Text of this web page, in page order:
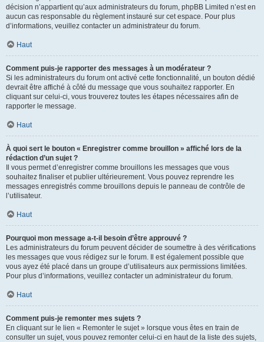
décision n’appartient qu’aux administrateurs du forum, phpBB Limited n’est en
aucun cas responsable du règlement instauré sur cet espace. Pour plus
d’informations, veuillez contacter un administrateur du forum.
Haut
Comment puis-je rapporter des messages à un modérateur ?
Si les administrateurs du forum ont activé cette fonctionnalité, un bouton dédié
devrait être affiché à côté du message que vous souhaitez rapporter. En
cliquant sur celui-ci, vous trouverez toutes les étapes nécessaires afin de
rapporter le message.
Haut
À quoi sert le bouton « Enregistrer comme brouillon » affiché lors de la
rédaction d’un sujet ?
Il vous permet d’enregistrer comme brouillons les messages que vous
souhaitez finaliser et publier ultérieurement. Vous pouvez reprendre les
messages enregistrés comme brouillons depuis le panneau de contrôle de
l’utilisateur.
Haut
Pourquoi mon message a-t-il besoin d’être approuvé ?
Les administrateurs du forum peuvent décider de soumettre à des vérifications
les messages que vous rédigez sur le forum. Il est également possible que
vous ayez été placé dans un groupe d’utilisateurs aux permissions limitées.
Pour plus d’informations, veuillez contacter un administrateur du forum.
Haut
Comment puis-je remonter mes sujets ?
En cliquant sur le lien « Remonter le sujet » lorsque vous êtes en train de
consulter un sujet, vous pouvez remonter celui-ci en haut de la liste des sujets,